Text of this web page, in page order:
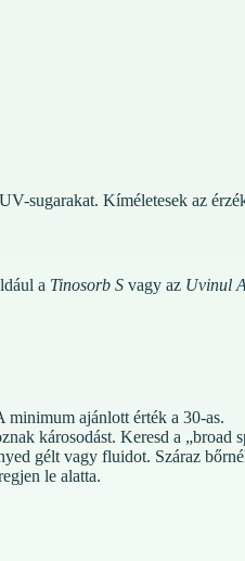
sugarakat. Kíméletesek az
a Tinosorb S vagy az Uvinul
minimum ajánlott érték a 30-as.
károsodást. Keresd a
gélt vagy fluidot. Száraz
le alatta.